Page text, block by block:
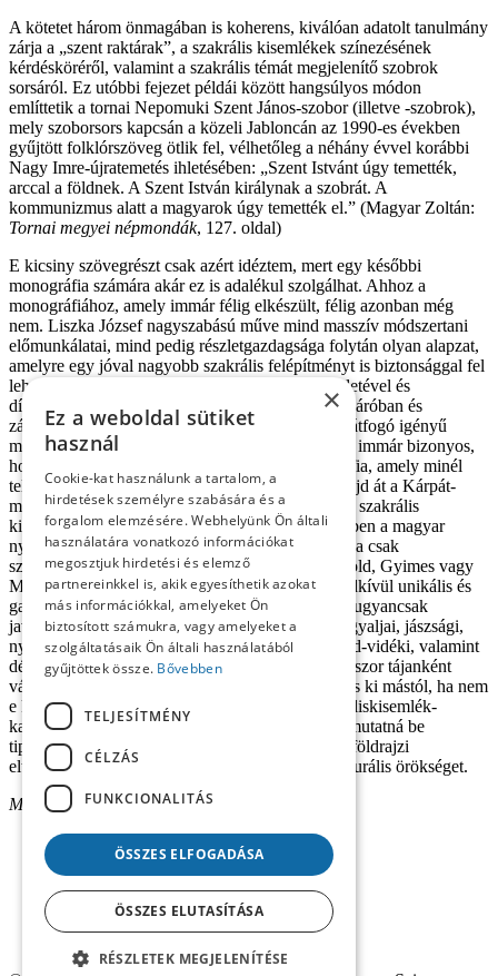
A kötetet három önmagában is koherens, kiválóan adatolt tanulmány
zárja a „szent raktárak”, a szakrális kisemlékek színezésének
kérdésköréről, valamint a szakrális témát megjelenítő szobrok
sorsáról. Ez utóbbi fejezet példái között hangsúlyos módon
említtetik a tornai Nepomuki Szent János-szobor (illetve -szobrok),
mely szoborsors kapcsán a közeli Jabloncán az 1990-es években
gyűjtött folklórszöveg ötlik fel, vélhetőleg a néhány évvel korábbi
Nagy Imre-újratemetés ihletésében: „Szent Istvánt úgy temették,
arccal a földnek. A Szent István királynak a szobrát. A
kommunizmus alatt a magyarok úgy temették el.” (Magyar Zoltán:
Tornai megyei népmondák, 127. oldal)
E kicsiny szövegrészt csak azért idéztem, mert egy későbbi
monográfia számára akár ez is adalékul szolgálhat. Ahhoz a
monográfiához, amely immár félig elkészült, félig azonban még
nem. Liszka József nagyszabású műve mind masszív módszertani
előmunkálatai, mind pedig részletgazdagsága folytán olyan alapzat,
amelyre egy jóval nagyobb szakrális felépítményt is biztonsággal fel
lehet húzni, annak minden lehetséges melléképületével és
díszítményével egyetemben. S noha a szerző elöljáróban és
zárszavában is kihangsúlyozza, hogy műve nem átfogó igényű
monográfia, annak megalkotása az adott témában immár bizonyos,
hogy tőle várható. Egy kézikönyvszerű monográfia, amely minél
teljesebb kisemlék-kataszter birtokában tekinti majd át a Kárpát-
medence, illetve a magyar nyelvterület egészének szakrális
kisemlékeit. Annál is inkább, mert e Liszka-kötetben a magyar
nyelvterület keleti felének vonatkozó emlékanyaga csak
szórványosan tűnik fel, holott például a Székelyföld, Gyimes vagy
Moldva vonatkozó néprajzi öröksége szintén rendkívül unikális és
gazdag, de hasonlók mondhatók el az e kötetben ugyancsak
javarészt háttérbe szorult barkósági, csereháti, hegyaljai, jászsági,
nyírségi, szatmári, dél-partiumi és bánsági, Szeged-vidéki, valamint
délnyugat-dunántúli, muravidéki – jellegében sokszor tájanként
változó – emlékanyagról is. A feladat tehát adott, s ki mástól, ha nem
e kötet szerzőjétől várható a folytatás, ama szakráliskisemlék-
katedrális, amely végre valóban átfogó igénnyel mutatná be
tipológiai változatosságában, történetiségében és földrajzi
elterjedésében egyaránt e napjainkig virulens kulturális örökséget.
Magyar Zoltán
×
Ez a weboldal sütiket
használ
Cookie-kat használunk a tartalom, a
hirdetések személyre szabására és a
forgalom elemzésére. Webhelyünk Ön általi
használatára vonatkozó információkat
megosztjuk hirdetési és elemző
partnereinkkel is, akik egyesíthetik azokat
más információkkal, amelyeket Ön
biztosított számukra, vagy amelyeket a
szolgáltatásaik Ön általi használatából
gyűjtöttek össze. Bővebben
TELJESÍTMÉNY
CÉLZÁS
FUNKCIONALITÁS
ÖSSZES ELFOGADÁSA
ÖSSZES ELUTASÍTÁSA
RÉSZLETEK MEGJELENÍTÉSE